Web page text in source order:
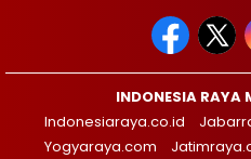
INDONESIA RAYA
Indonesiaraya.co.id
Yogyaraya.com